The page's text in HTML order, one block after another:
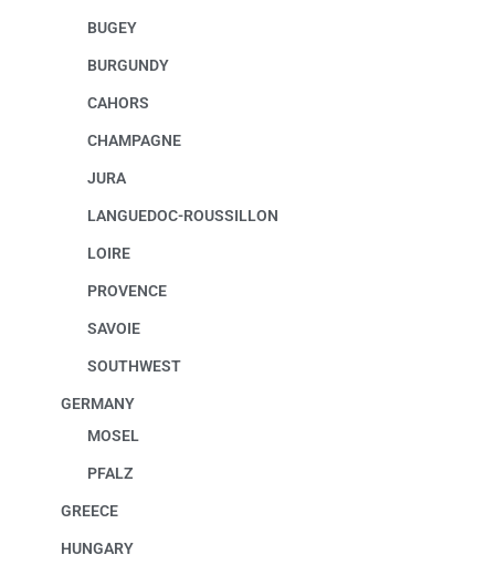
BUGEY
BURGUNDY
CAHORS
CHAMPAGNE
JURA
LANGUEDOC-ROUSSILLON
LOIRE
PROVENCE
SAVOIE
SOUTHWEST
GERMANY
MOSEL
PFALZ
GREECE
HUNGARY